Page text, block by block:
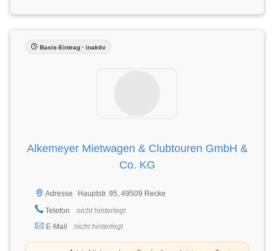
Basis-Eintrag · inaktiv
Alkemeyer Mietwagen & Clubtouren GmbH &
Co. KG
Adresse
Hauptstr. 95, 49509 Recke
Telefon
nicht hinterlegt
E-Mail
nicht hinterlegt